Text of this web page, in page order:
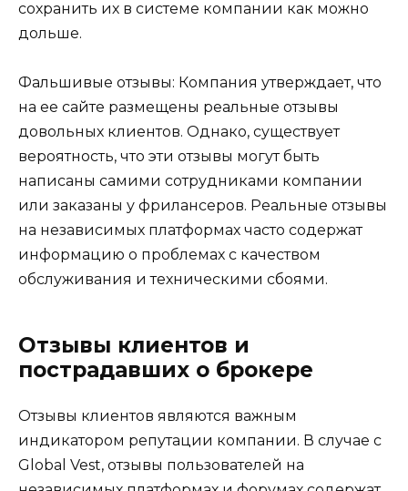
сохранить их в системе компании как можно
дольше.
Фальшивые отзывы: Компания утверждает, что
на ее сайте размещены реальные отзывы
довольных клиентов. Однако, существует
вероятность, что эти отзывы могут быть
написаны самими сотрудниками компании
или заказаны у фрилансеров. Реальные отзывы
на независимых платформах часто содержат
информацию о проблемах с качеством
обслуживания и техническими сбоями.
Отзывы клиентов и
пострадавших о брокере
Отзывы клиентов являются важным
индикатором репутации компании. В случае с
Global Vest, отзывы пользователей на